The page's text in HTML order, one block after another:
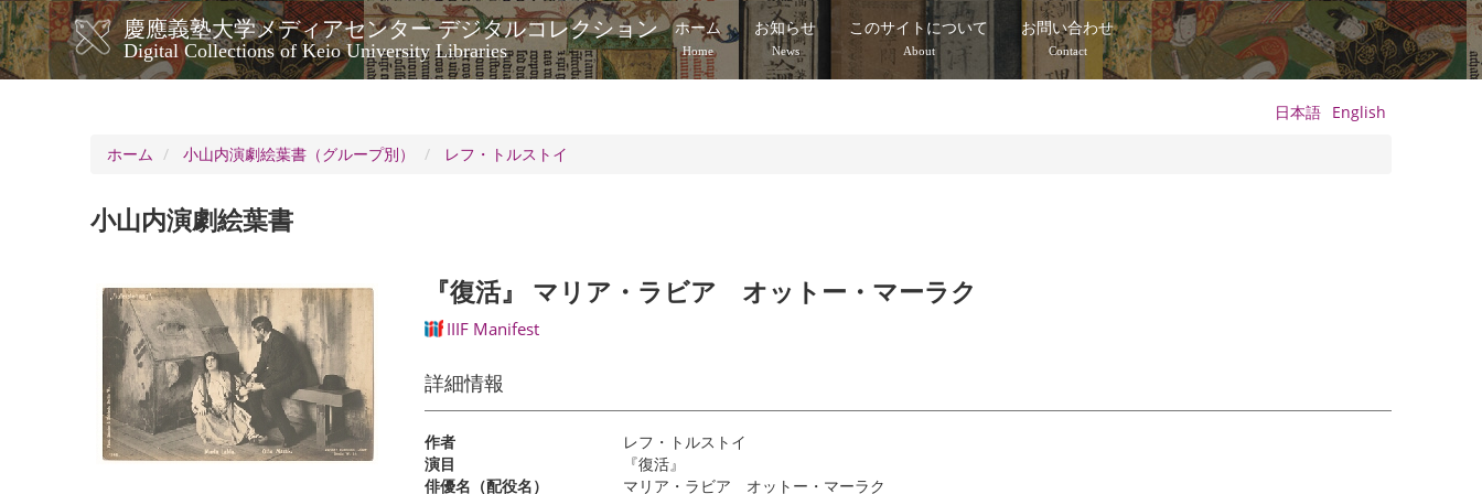
メ
イ
ン
コ
慶應義塾大学メディアセンター デジタルコレクション
Digital Collections of Keio University Libraries
メ
イ
ビ
ー
シ
ン
ホーム
Home
お知らせ
News
このサイトについて
About
お問い合わせ
Contact
日本語 English
ホーム
小山内演劇絵葉書（グループ別） レフ・トルストイ
小山内演劇絵葉書
『復活』 マリア・ラビア オットー・マーラク
IIIF Manifest
詳細情報
作者
レフ・トルストイ
演目
『復活』
俳優名（配役名）
マリア・ラビア オットー・マーラク